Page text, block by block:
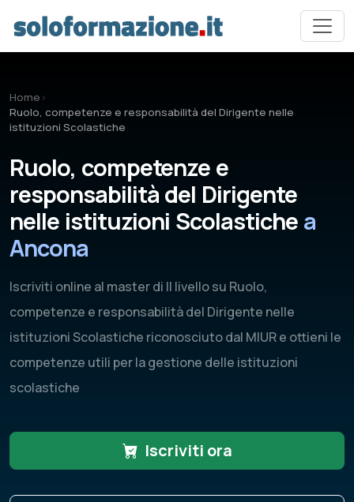
Home ›
Ruolo, competenze e responsabilità del Dirigente nelle
istituzioni Scolastiche
Ruolo, competenze e
responsabilità del Dirigente
nelle istituzioni Scolastiche a
Ancona
Iscriviti online al master di II livello su Ruolo,
competenze e responsabilità del Dirigente nelle
istituzioni Scolastiche riconosciuto dal MIUR e ottieni le
competenze utili per la gestione delle istituzioni
scolastiche
Iscriviti ora